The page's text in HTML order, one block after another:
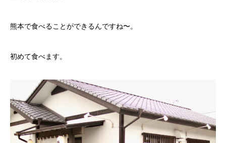
熊本で食べることができるんですね〜。
初めて食べます。